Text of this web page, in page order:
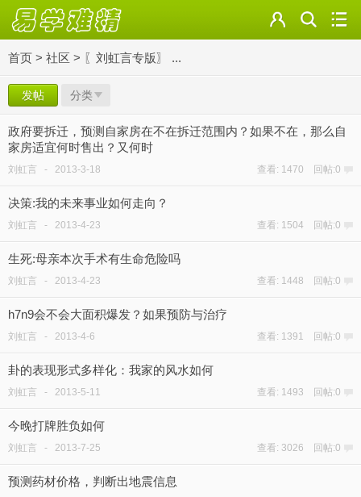
首页 > 社区 > 〖刘虹言专版〗 ...
发帖 分类
政府要拆迁，预测自家房在不在拆迁范围内？如果不在，那么自
家房适宜何时售出？又何时
刘虹言 - 2013-3-18 查看: 1470 回帖:0
决策:我的未来事业如何走向？
刘虹言 - 2013-4-23 查看: 1504 回帖:0
生死:母亲本次手术有生命危险吗
刘虹言 - 2013-4-23 查看: 1448 回帖:0
h7n9会不会大面积爆发？如果预防与治疗
刘虹言 - 2013-4-6 查看: 1391 回帖:0
卦的表现形式多样化：我家的风水如何
刘虹言 - 2013-5-11 查看: 1493 回帖:0
今晚打牌胜负如何
刘虹言 - 2013-7-25 查看: 3026 回帖:0
预测药材价格，判断出地震信息